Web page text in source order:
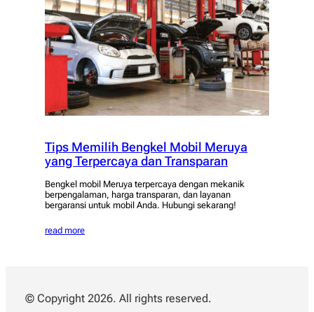
Tips Memilih Bengkel Mobil Meruya
yang Terpercaya dan Transparan
Bengkel mobil Meruya terpercaya dengan mekanik
berpengalaman, harga transparan, dan layanan
bergaransi untuk mobil Anda. Hubungi sekarang!
read more
© Copyright 2026. All rights reserved.